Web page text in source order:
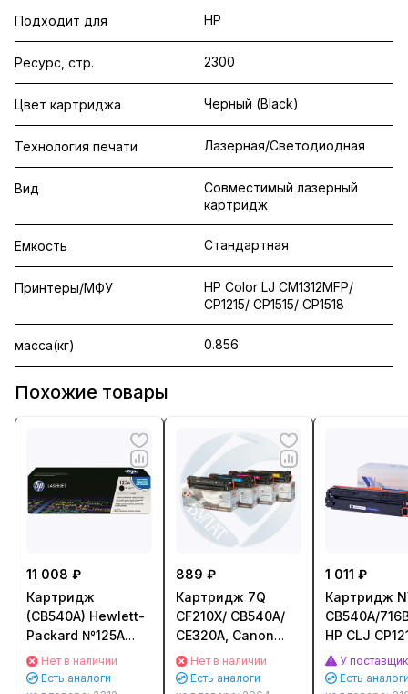
Подходит для HP
Ресурс, стр. 2300
Цвет картриджа Черный (Black)
Технология печати Лазерная/Светодиодная
Вид
Совместимый лазерный
картридж
Емкость Стандартная
Принтеры/МФУ
HP Color LJ CM1312MFP/
CP1215/ CP1515/ CP1518
масса(кг) 0.856
Похожие товары
11 008 ₽
Картридж
(CB540A) Hewlett-
Packard №125A
для HP LJ 1312/
1215/ 1515 Черный
Нет в наличии
Есть аналоги
889 ₽
Картридж 7Q
CF210X/ CB540A/
CE320A, Canon
716/ 731H для HP
LJ Pro 200 M251,
Нет в наличии
Есть аналоги
1 011 ₽
Картридж
CB540A/
HP CLJ
CP1515/
Canon
У
Есть